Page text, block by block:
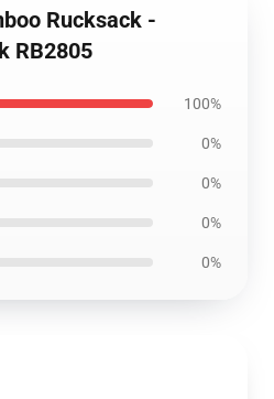
Rucksack -
RB2805
100%
0%
0%
0%
0%